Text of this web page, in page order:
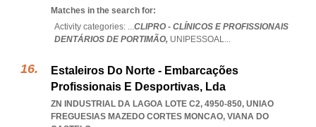
Matches in the search for:
Activity categories: ...CLIPRO - CLÍNICOS E PROFISSIONAIS
DENTÁRIOS DE PORTIMÃO, UNIPESSOAL...
Estaleiros Do Norte - Embarcações
Profissionais E Desportivas, Lda
ZN INDUSTRIAL DA LAGOA LOTE C2, 4950-850, UNIAO
FREGUESIAS MAZEDO CORTES MONCAO, VIANA DO